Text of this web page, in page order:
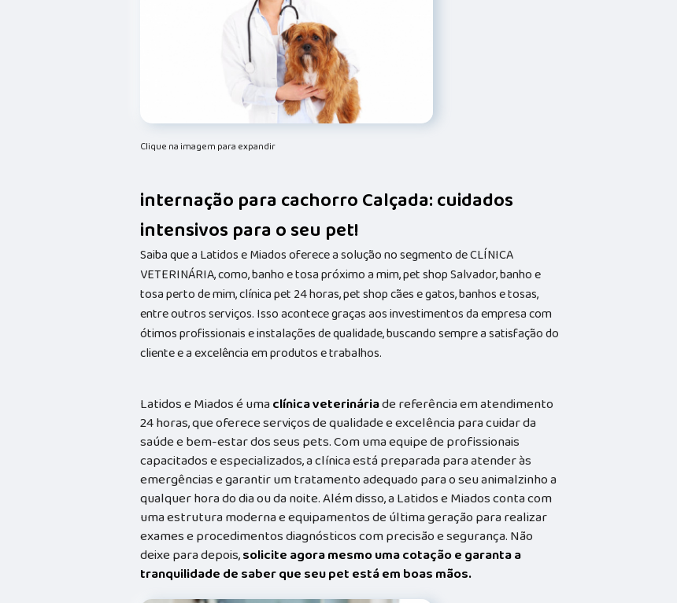
Clique na imagem para expandir
internação para cachorro Calçada: cuidados
intensivos para o seu pet!
Saiba que a Latidos e Miados oferece a solução no segmento de CLÍNICA
VETERINÁRIA, como, banho e tosa próximo a mim, pet shop Salvador, banho e
tosa perto de mim, clínica pet 24 horas, pet shop cães e gatos, banhos e tosas,
entre outros serviços. Isso acontece graças aos investimentos da empresa com
ótimos profissionais e instalações de qualidade, buscando sempre a satisfação do
cliente e a excelência em produtos e trabalhos.
Latidos e Miados é umaclínica veterináriade referência em atendimento
24 horas, que oferece serviços de qualidade e excelência para cuidar da
saúde e bem-estar dos seus pets. Com uma equipe de profissionais
capacitados e especializados, a clínica está preparada para atender às
emergências e garantir um tratamento adequado para o seu animalzinho a
qualquer hora do dia ou da noite. Além disso, a Latidos e Miados conta com
uma estrutura moderna e equipamentos de última geração para realizar
exames e procedimentos diagnósticos com precisão e segurança. Não
deixe para depois,solicite agora mesmo uma cotação e garanta a
tranquilidade de saber que seu pet está em boas mãos.